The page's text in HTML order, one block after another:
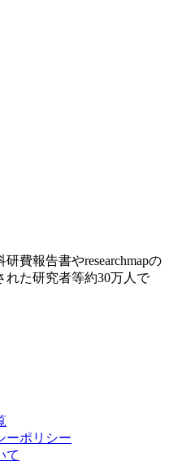
費報告書やresearchmapの
れた研究者等約30万人で
ーポリシー
て